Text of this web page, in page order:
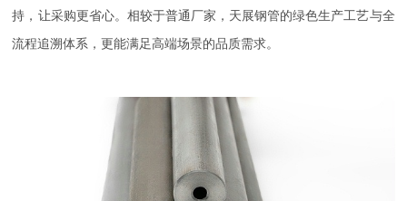
持，让采购更省心。相较于普通厂家，天展钢管的绿色生产工艺与全
流程追溯体系，更能满足高端场景的品质需求。